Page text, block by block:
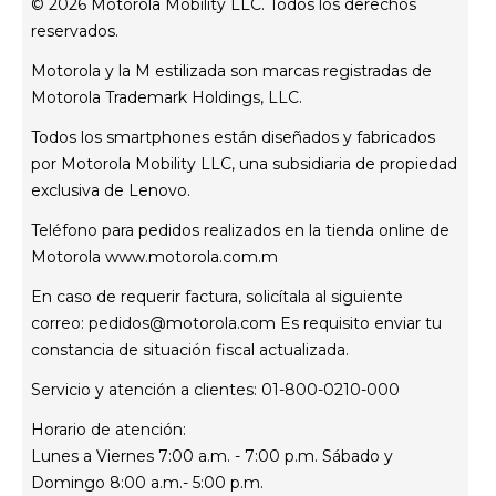
Contáctanos
servicio técnico
Estatus de tu reparación
© 2026 Motorola Mobility LLC. Todos los derechos
reservados.
Motorola y la M estilizada son marcas registradas de
Motorola Trademark Holdings, LLC.
Todos los smartphones están diseñados y fabricados
por Motorola Mobility LLC, una subsidiaria de propiedad
exclusiva de Lenovo.
Teléfono para pedidos realizados en la tienda online de
Motorola www.motorola.com.m
En caso de requerir factura, solicítala al siguiente
correo: pedidos@motorola.com Es requisito enviar tu
constancia de situación fiscal actualizada.
Servicio y atención a clientes: 01-800-0210-000
Horario de atención:
Lunes a Viernes 7:00 a.m. - 7:00 p.m. Sábado y
Domingo 8:00 a.m.- 5:00 p.m.